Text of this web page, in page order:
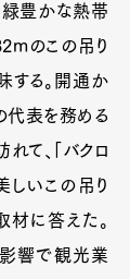
緑豊かな熱帯
のこの吊り
する。開通か
代表を務める
て、「バクロ
しいこの吊り
材に答えた。
影響で観光業